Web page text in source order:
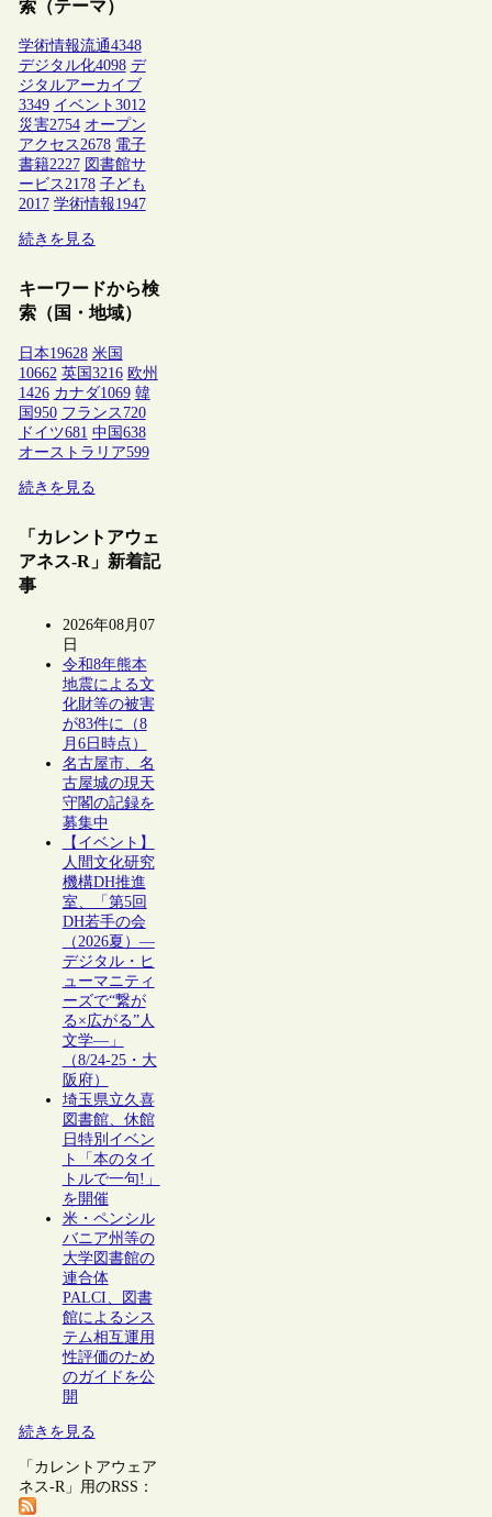
索（テーマ）
学術情報流通4348
デジタル化4098 デ
ジタルアーカイブ
3349 イベント 3012
災害2754 オープン
アクセス2678 電子
書籍2227 図書館サ
ービス2178 子ども
2017 学術情報1947
続きを見る
キーワードから検
索（国・地域）
日本19628 米国
10662 英国3216 欧州
1426 カナダ1069 韓
国950 フランス 720
ドイツ681 中国638
オーストラリア599
続きを見る
「カレントアウェ
アネス-R」新着記
事
2026年08月07
日
令和8年熊本
地震による文
化財等の被害
が83件に（8
月6日時点）
名古屋市、名
古屋城の現天
守閣の記録を
募集中
【イベント】
人間文化研究
機構DH推進
室、「第5回
DH若手の会
（2026夏）―
デジタル・ヒ
ューマニティ
ーズで“繋が
る×広がる”人
文学―」
（8/24-25・大
阪府）
埼玉県立久喜
図書館、休館
日特別イベン
ト「本のタイ
トルで一句!」
を開催
米・ペンシル
バニア州等の
大学図書館の
連合体
PALCI、図書
館によるシス
テム相互運用
性評価のため
のガイドを公
開
続きを見る
「カレントアウェア
ネス-R」用のRSS：